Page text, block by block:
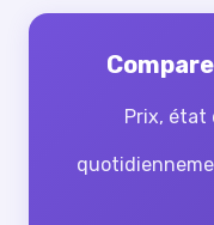
Prix, état